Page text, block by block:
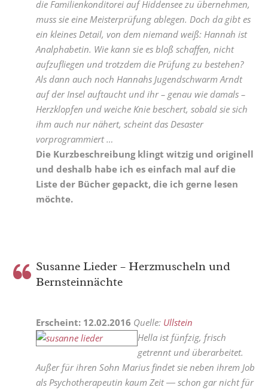
die Familienkonditorei auf Hiddensee zu übernehmen,
muss sie eine Meisterprüfung ablegen. Doch da gibt es
ein kleines Detail, von dem niemand weiß: Hannah ist
Analphabetin. Wie kann sie es bloß schaffen, nicht
aufzufliegen und trotzdem die Prüfung zu bestehen?
Als dann auch noch Hannahs Jugendschwarm Arndt
auf der Insel auftaucht und ihr – genau wie damals –
Herzklopfen und weiche Knie beschert, sobald sie sich
ihm auch nur nähert, scheint das Desaster
vorprogrammiert …
Die Kurzbeschreibung klingt witzig und originell
und deshalb habe ich es einfach mal auf die
Liste der Bücher gepackt, die ich gerne lesen
möchte.
Susanne Lieder – Herzmuscheln und
Bernsteinnächte
Erscheint: 12.02.2016 Quelle: Ullstein
Hella ist fünfzig, frisch
getrennt und überarbeitet.
Außer für ihren Sohn Marius findet sie neben ihrem Job
als Psychotherapeutin kaum Zeit ― schon gar nicht für